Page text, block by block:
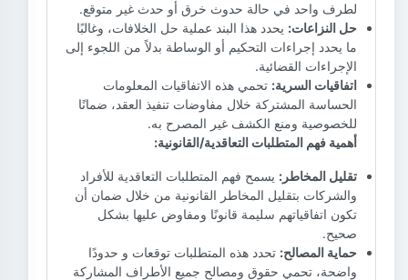
لطرف واحد في حالة حدوث خرق أو حدث غير متوقع.
حل النزاعات: يحدد هذا البند عملية حل الخلافات، وغالبًا
ما يحدد إجراءات التحكيم أو الوساطة بدلاً من اللجوء إلى
الإجراءات القضائية.
اتفاقيات السرية: تحمي هذه الاتفاقيات المعلومات
الحساسة المشتركة خلال مفاوضات تنفيذ العقد، ضمانًا
للخصوصية ومنع الكشف غير المصرح به.
أهمية فهم المتطلبات التعاقدية/القانونية:
تقليل المخاطر: يسمح فهم المتطلبات التعاقدية للأفراد
والشركات بتقليل المخاطر القانونية من خلال ضمان أن
تكون اتفاقياتهم سليمة قانونًا ومفاوض عليها بشكل
صحيح.
حماية المصالح: تحدد هذه المتطلبات توقعات و حدودًا
واضحة، تحمي حقوق ومصالح جميع الأطراف المشاركة